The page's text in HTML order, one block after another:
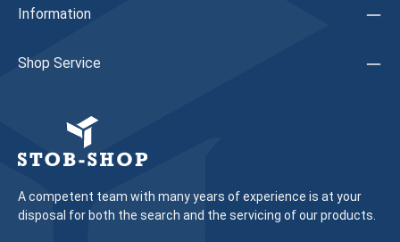
Information
Shop Service
A competent team with many years of experience is at your
disposal for both the search and the servicing of our products.